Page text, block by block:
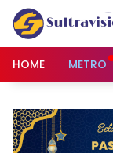
Langsung
konten
HOME
METRO